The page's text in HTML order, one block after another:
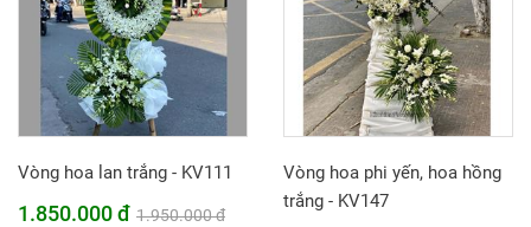
Vòng hoa lan trắng - KV111
1.850.000 đ 1.950.000 đ
Vòng hoa phi yến, hoa hồng
trắng - KV147